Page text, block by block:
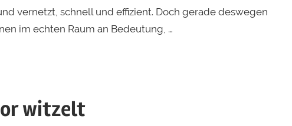
vernetzt, schnell und effizient. Doch gerade deswegen
im echten Raum an Bedeutung, …
witzelt